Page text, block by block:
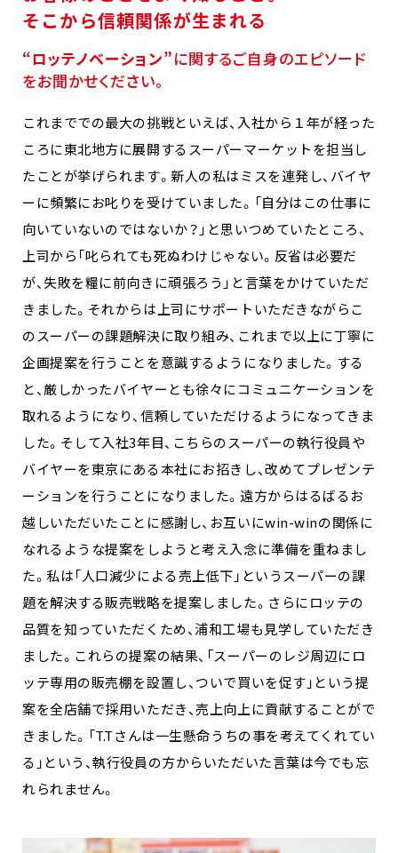
そこから信頼関係が生まれる
“ロッテノベーション”に関するご自身のエピソード
をお聞かせください。
これまででの最大の挑戦といえば、入社から１年が経った
ころに東北地方に展開するスーパーマーケットを担当し
たことが挙げられます。新人の私はミスを連発し、バイヤ
ーに頻繁にお叱りを受けていました。「自分はこの仕事に
向いていないのではないか？」と思いつめていたところ、
上司から「叱られても死ぬわけじゃない。反省は必要だ
が、失敗を糧に前向きに頑張ろう」と言葉をかけていただ
きました。それからは上司にサポートいただきながらこ
のスーパーの課題解決に取り組み、これまで以上に丁寧に
企画提案を行うことを意識するようになりました。する
と、厳しかったバイヤーとも徐々にコミュニケーションを
取れるようになり、信頼していただけるようになってきま
した。そして入社3年目、こちらのスーパーの執行役員や
バイヤーを東京にある本社にお招きし、改めてプレゼンテ
ーションを行うことになりました。遠方からはるばるお
越しいただいたことに感謝し、お互いにwin-winの関係に
なれるような提案をしようと考え入念に準備を重ねまし
た。私は「人口減少による売上低下」というスーパーの課
題を解決する販売戦略を提案しました。さらにロッテの
品質を知っていただくため、浦和工場も見学していただき
ました。これらの提案の結果、「スーパーのレジ周辺にロ
ッテ専用の販売棚を設置し、ついで買いを促す」という提
案を全店舗で採用いただき、売上向上に貢献することがで
きました。「T.Tさんは一生懸命うちの事を考えてくれてい
る」という、執行役員の方からいただいた言葉は今でも忘
れられません。